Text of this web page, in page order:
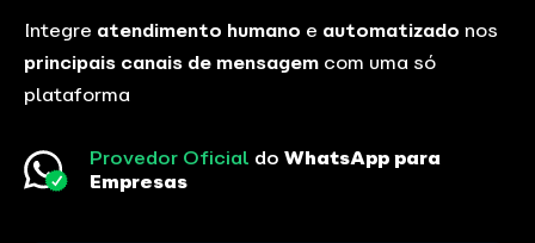
Integre atendimento humano e automatizado nos
principais canais de mensagem com uma só
plataforma
Provedor Oficial doWhatsApp para
Empresas